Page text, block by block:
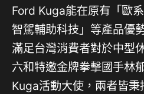
Ford Kuga能在原有「歐
智駕輔助科技」等產品優
滿足台灣消費者對於中型
六和特邀金牌拳擊國手林
Kuga活動大使，兩者皆秉